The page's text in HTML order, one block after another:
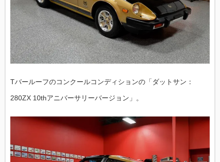
Tバールーフのコンクールコンディションの「ダットサン：
280ZX 10thアニバーサリーバージョン」。